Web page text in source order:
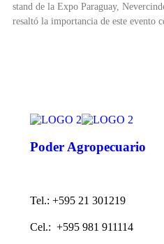
stand de la Expo Paraguay,
resaltó la importancia de este evento
Poder Agropecuario
Tel.: +595 21 301219
Cel.: +595 981 911114